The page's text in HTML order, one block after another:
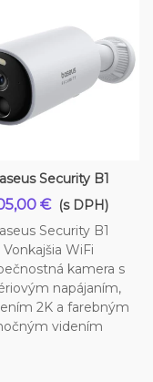
Security B1
€ (s DPH)
Security B1
Vonkajšia WiFi
kamera s
napájaním,
2K a farebným
videním